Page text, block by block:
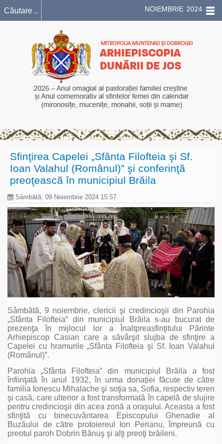
NOIEMBRIE 2024
Sfinţirea Capelei „Sfânta Filofteia şi Sf.
Ioan Valahul (Românul)” şi conferinţă
preoţească în municipiul Brăila
Sâmbătă, 09 Noiembrie 2024 15:57
Sâmbătă, 9 noiembrie, clericii şi credincioşii din Parohia
„Sfânta Filofteia“ din municipiul Brăila s-au bucurat de
prezenţa în mijlocul lor a Înaltpreasfinţitului Părinte
Arhiepiscop Casian care a săvârşit slujba de sfinţire a
Capelei cu hramurile „Sfânta Filofteia şi Sf. Ioan Valahul
(Românul)”.
Parohia „Sfânta Filofteia” din municipiul Brăila a fost
înfiinţată în anul 1932, în urma donației făcute de către
familia Ionescu Mihalache şi soţia sa, Sofia, respectiv teren
şi casă, care ulterior a fost transformată în capelă de slujire
pentru credincioşii din acea zonă a oraşului. Aceasta a fost
sfinţită cu binecuvântarea Episcopului Ghenadie al
Buzăului de către protoiereul Ion Perianu, împreună cu
preotul paroh Dobrin Bănuş şi alţi preoţi brăileni.